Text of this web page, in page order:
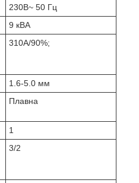
230В~ 50 Гц
9 кВА
310А/90%;
1.6-5.0 мм
Плавна
1
3/2